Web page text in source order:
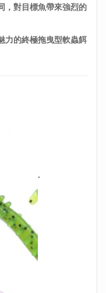
，對目標魚帶來強烈的
力的終極拖曳型軟蟲餌
.